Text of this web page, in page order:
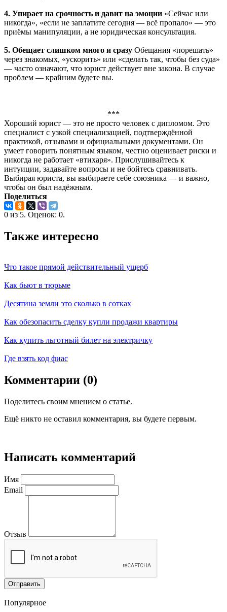
4. Упирает на срочность и давит на эмоции «Сейчас или
никогда», «если не заплатите сегодня — всё пропало» — это
приёмы манипуляции, а не юридическая консультация.
5. Обещает слишком много и сразу Обещания «порешать»
через знакомых, «ускорить» или «сделать так, чтобы без суда»
— часто означают, что юрист действует вне закона. В случае
проблем — крайним будете вы.
***
Хороший юрист — это не просто человек с дипломом. Это
специалист с узкой специализацией, подтверждённой
практикой, отзывами и официальными документами. Он
умеет говорить понятным языком, честно оценивает риски и
никогда не работает «втихаря». Прислушивайтесь к
интуиции, задавайте вопросы и не бойтесь сравнивать.
Выбирая юриста, вы выбираете себе союзника — и важно,
чтобы он был надёжным.
Поделиться
0 из 5. Оценок: 0.
Также интересно
Что такое прямой действительный ущерб
Как бьют в тюрьме
Десятина земли это сколько в сотках
Как обезопасить сделку купли продажи квартиры
Как купить льготный билет на электричку
Где взять код фиас
Комментарии (0)
Поделитесь своим мнением о статье.
Ещё никто не оставил комментария, вы будете первым.
Написать комментарий
Имя
Email
Отзыв
Отправить
Популярное